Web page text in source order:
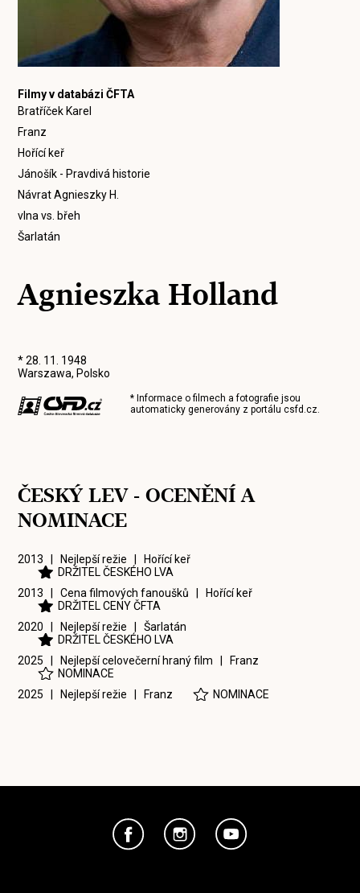
Filmy v databázi ČFTA
Bratříček Karel
Franz
Hořící keř
Jánošík - Pravdivá historie
Návrat Agnieszky H.
vlna vs. břeh
Šarlatán
Agnieszka Holland
* 28. 11. 1948
Warszawa, Polsko
* Informace o filmech a fotografie jsou
automaticky generovány z portálucsfd.cz.
ČESKÝ LEV - OCENĚNÍ A
NOMINACE
2013 | Nejlepší režie | Hořící keř
DRŽITEL ČESKÉHO LVA
2013 | Cena filmových fanoušků | Hořící keř
DRŽITEL CENY ČFTA
2020 | Nejlepší režie |Šarlatán
DRŽITEL ČESKÉHO LVA
2025 | Nejlepší celovečerní hraný film | Franz
NOMINACE
2025 | Nejlepší režie | Franz NOMINACE